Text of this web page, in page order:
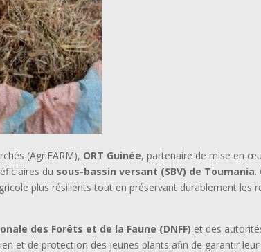
(AgriFARM), ORT Guinée, partenaire de mise en
du sous-bassin versant (SBV) de Toumania.
plus résilients tout en préservant durablement les
des Forêts et de la Faune (DNFF) et des
et de protection des jeunes plants afin de garantir